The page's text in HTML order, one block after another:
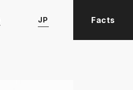
JP Facts